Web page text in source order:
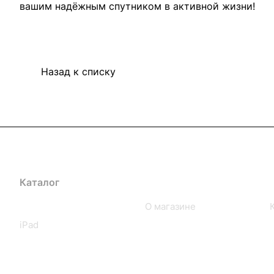
вашим надёжным спутником в активной жизни!
Назад к списку
Каталог
iPad
О магазине